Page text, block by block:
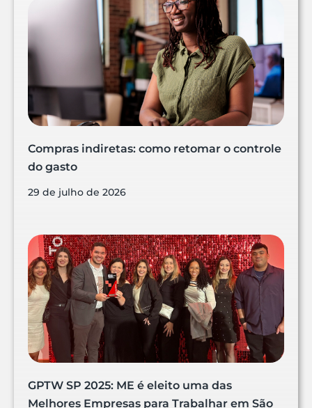
Compras indiretas: como retomar o controle
do gasto
29 de julho de 2026
GPTW SP 2025: ME é eleito uma das
Melhores Empresas para Trabalhar em São